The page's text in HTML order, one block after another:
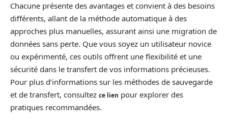
Chacune présente des avantages et convient à des besoins
différents, allant de la méthode automatique à des
approches plus manuelles, assurant ainsi une migration de
données sans perte. Que vous soyez un utilisateur novice
ou expérimenté, ces outils offrent une flexibilité et une
sécurité dans le transfert de vos informations précieuses.
Pour plus d’informations sur les méthodes de sauvegarde
et de transfert, consultez ce lien pour explorer des
pratiques recommandées.